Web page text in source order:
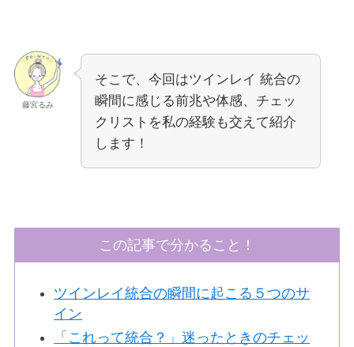
藤宮るみ
そこで、今回はツインレイ 統合の
瞬間に感じる前兆や体感、チェッ
クリストを私の経験も交えて紹介
します！
この記事で分かること！
ツインレイ統合の瞬間に起こる５つのサ
イン
「これって統合？」迷ったときのチェッ